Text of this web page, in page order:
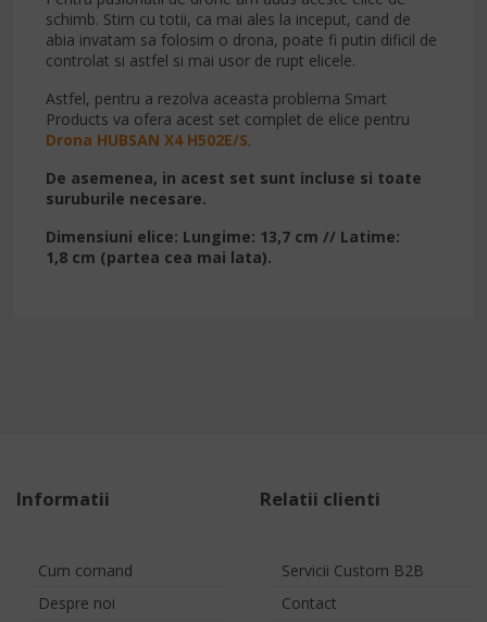
schimb. Stim cu totii, ca mai ales la inceput, cand de
abia invatam sa folosim o drona, poate fi putin dificil de
controlat si astfel si mai usor de rupt elicele.
Astfel, pentru a rezolva aceasta problema Smart
Products va ofera acest set complet de elice pentru
Drona HUBSAN X4 H502E/S.
De asemenea, in acest set sunt incluse si toate
suruburile necesare.
Dimensiuni elice: Lungime: 13,7 cm // Latime:
1,8 cm (partea cea mai lata).
Informatii
Cum comand
Despre noi
Relatii clienti
Servicii Custom B2B
Contact